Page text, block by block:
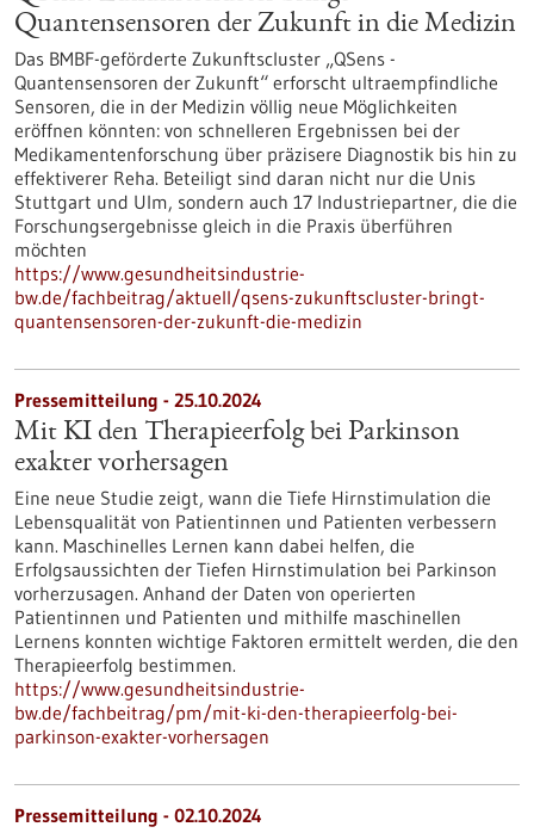
Quantensensoren der Zukunft in die Medizin
Das BMBF-geförderte Zukunftscluster „QSens -
Quantensensoren der Zukunft“ erforscht ultraempfindliche
Sensoren, die in der Medizin völlig neue Möglichkeiten
eröffnen könnten: von schnelleren Ergebnissen bei der
Medikamentenforschung über präzisere Diagnostik bis hin zu
effektiverer Reha. Beteiligt sind daran nicht nur die Unis
Stuttgart und Ulm, sondern auch 17 Industriepartner, die die
Forschungsergebnisse gleich in die Praxis überführen
möchten
https://www.gesundheitsindustrie-
bw.de/fachbeitrag/aktuell/qsens-zukunftscluster-bringt-
quantensensoren-der-zukunft-die-medizin
Pressemitteilung - 25.10.2024
Mit KI den Therapieerfolg bei Parkinson
exakter vorhersagen
Eine neue Studie zeigt, wann die Tiefe Hirnstimulation die
Lebensqualität von Patientinnen und Patienten verbessern
kann. Maschinelles Lernen kann dabei helfen, die
Erfolgsaussichten der Tiefen Hirnstimulation bei Parkinson
vorherzusagen. Anhand der Daten von operierten
Patientinnen und Patienten und mithilfe maschinellen
Lernens konnten wichtige Faktoren ermittelt werden, die den
Therapieerfolg bestimmen.
https://www.gesundheitsindustrie-
bw.de/fachbeitrag/pm/mit-ki-den-therapieerfolg-bei-
parkinson-exakter-vorhersagen
Pressemitteilung - 02.10.2024